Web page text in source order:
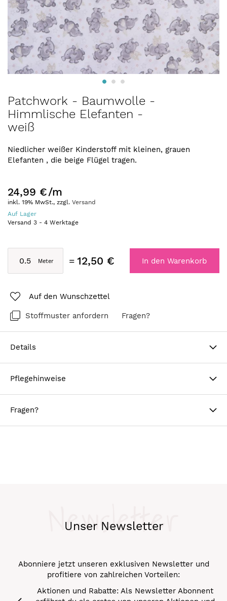
Anfang
der
Bildergalerie
Patchwork - Baumwolle -
Himmlische Elefanten -
weiß
Niedlicher weißer Kinderstoff mit kleinen, grauen
Elefanten , die beige Flügel tragen.
24,99 €/m
inkl. 19% MwSt., zzgl. Versand
Auf Lager
Versand 3 - 4 Werktage
12,50 € In den Warenkorb
Auf den Wunschzettel
Stoffmuster anfordern Fragen?
Details
Pflegehinweise
Fragen?
Unser Newsletter
Newsletter
Abonniere jetzt unseren exklusiven Newsletter und
profitiere von zahlreichen Vorteilen:
Aktionen und Rabatte: Als Newsletter Abonnent